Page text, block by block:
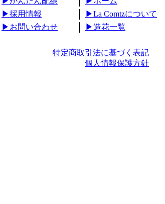
▶︎採用情報
▶︎La Comtzについて
▶︎お問い合わせ ▶︎造花一覧
特定商取引法に基づく表記
個人情報保護方針